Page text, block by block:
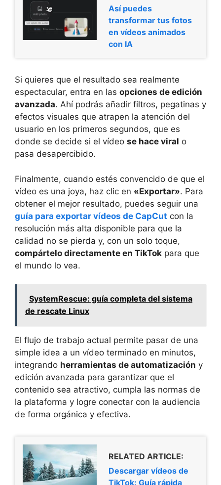
Así puedes
transformar tus fotos
en vídeos animados
con IA
Si quieres que el resultado sea realmente
espectacular, entra en las opciones de edición
avanzada. Ahí podrás añadir filtros, pegatinas y
efectos visuales que atrapen la atención del
usuario en los primeros segundos, que es
donde se decide si el vídeo se hace viral o
pasa desapercibido.
Finalmente, cuando estés convencido de que el
vídeo es una joya, haz clic en «Exportar». Para
obtener el mejor resultado, puedes seguir una
guía para exportar vídeos de CapCut con la
resolución más alta disponible para que la
calidad no se pierda y, con un solo toque,
compártelo directamente en TikTok para que
el mundo lo vea.
SystemRescue: guía completa del sistema
de rescate Linux
El flujo de trabajo actual permite pasar de una
simple idea a un vídeo terminado en minutos,
integrando herramientas de automatización y
edición avanzada para garantizar que el
contenido sea atractivo, cumpla las normas de
la plataforma y logre conectar con la audiencia
de forma orgánica y efectiva.
RELATED ARTICLE:
Descargar vídeos de
TikTok: Guía rápida